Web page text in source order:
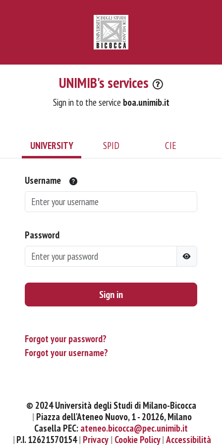
UNIMIB's services
Sign in to the service boa.unimib.it
UNIVERSITY SPID CIE
Username
Password
Sign in
Forgot your password?
Forgot your username?
© 2024 Università degli Studi di Milano-Bicocca
Piazza dell'Ateneo Nuovo, 1 - 20126, Milano
Casella PEC: ateneo.bicocca@pec.unimib.it
P.I. 12621570154 Privacy Cookie Policy Accessibilità